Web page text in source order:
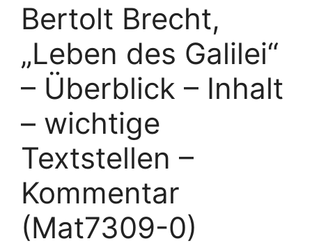
Bertolt Brecht,
„Leben des Galilei“
– Überblick – Inhalt
– wichtige
Textstellen –
Kommentar
(Mat7309-0)